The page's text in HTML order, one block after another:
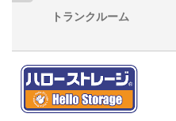
トランクルーム